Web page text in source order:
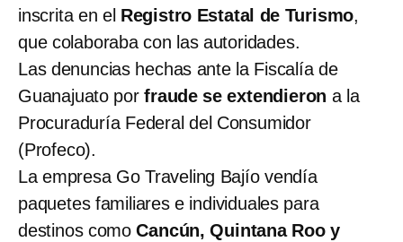
inscrita en el Registro Estatal de Turismo,
que colaboraba con las autoridades.
Las denuncias hechas ante la Fiscalía de
Guanajuato porfraude se extendieron a la
Procuraduría Federal del Consumidor
(Profeco).
La empresa Go Traveling Bajío vendía
paquetes familiares e individuales para
destinos comoCancún, Quintana Roo y